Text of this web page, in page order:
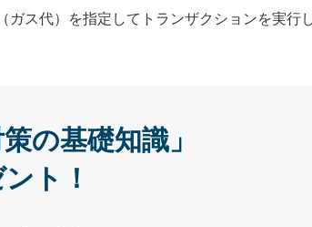
ス代）を指定してトランザクションを実行
の基礎知識」
ト！